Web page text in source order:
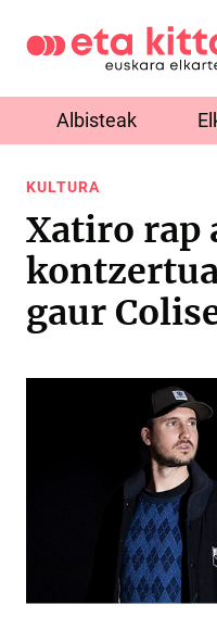
Albisteak
KULTURA
Xatiro rap
gaur